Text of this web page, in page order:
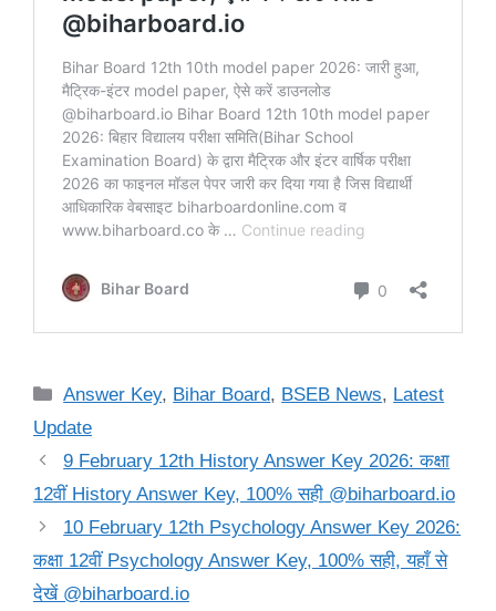
Categories
Answer Key, Bihar Board, BSEB News, Latest
Update
9 February 12th History Answer Key 2026: कक्षा
12वीं History Answer Key, 100% सही @biharboard.io
10 February 12th Psychology Answer Key 2026:
कक्षा 12वीं Psychology Answer Key, 100% सही, यहाँ से
देखें @biharboard.io